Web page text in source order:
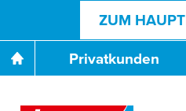
ZUM
Privatkunden